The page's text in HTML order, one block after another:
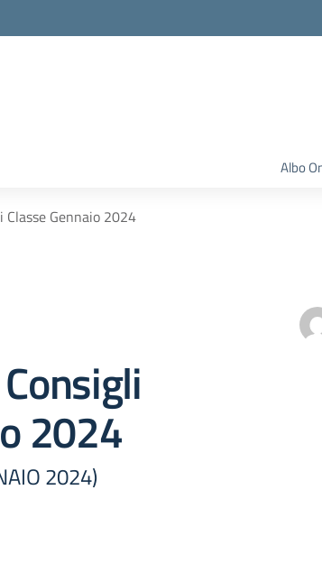
Albo
Classe Gennaio 2024
2024
2024)